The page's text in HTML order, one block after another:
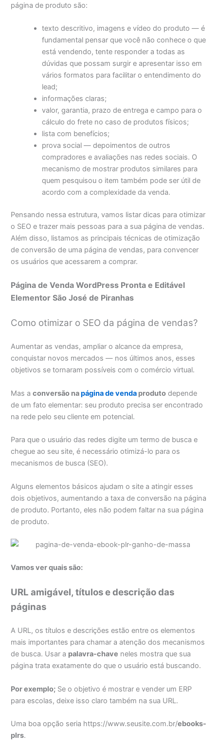
página de produto são:
texto descritivo, imagens e vídeo do produto — é
fundamental pensar que você não conhece o que
está vendendo, tente responder a todas as
dúvidas que possam surgir e apresentar isso em
vários formatos para facilitar o entendimento do
lead;
informações claras;
valor, garantia, prazo de entrega e campo para o
cálculo do frete no caso de produtos físicos;
lista com benefícios;
prova social — depoimentos de outros
compradores e avaliações nas redes sociais. O
mecanismo de mostrar produtos similares para
quem pesquisou o item também pode ser útil de
acordo com a complexidade da venda.
Pensando nessa estrutura, vamos listar dicas para otimizar
o SEO e trazer mais pessoas para a sua página de vendas.
Além disso, listamos as principais técnicas de otimização
de conversão de uma página de vendas, para convencer
os usuários que acessarem a comprar.
Página de Venda WordPress Pronta e Editável
Elementor São José de Piranhas
Como otimizar o SEO da página de vendas?
Aumentar as vendas, ampliar o alcance da empresa,
conquistar novos mercados — nos últimos anos, esses
objetivos se tornaram possíveis com o comércio virtual.
Mas aconversão napágina de venda produto depende
de um fato elementar: seu produto precisa ser encontrado
na rede pelo seu cliente em potencial.
Para que o usuário das redes digite um termo de busca e
chegue ao seu site, é necessário otimizá-lo para os
mecanismos de busca (SEO).
Alguns elementos básicos ajudam o site a atingir esses
dois objetivos, aumentando a taxa de conversão na página
de produto. Portanto, eles não podem faltar na sua página
de produto.
Vamos ver quais são:
URL amigável, títulos e descrição das
páginas
A URL, os títulos e descrições estão entre os elementos
mais importantes para chamar a atenção dos mecanismos
de busca. Usar a palavra-chave neles mostra que sua
página trata exatamente do que o usuário está buscando.
Por exemplo; Se o objetivo é mostrar e vender um ERP
para escolas, deixe isso claro também na sua URL.
Uma boa opção seria https://www.seusite.com.br/ebooks-
plrs.